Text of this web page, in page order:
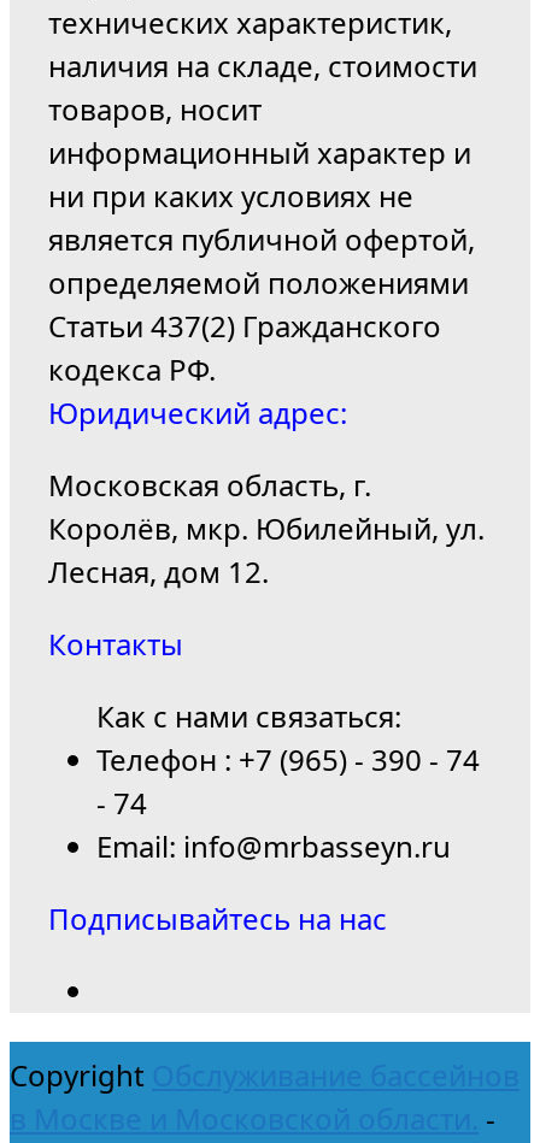
технических характеристик,
наличия на складе, стоимости
товаров, носит
информационный характер и
ни при каких условиях не
является публичной офертой,
определяемой положениями
Статьи 437(2) Гражданского
кодекса РФ.
Юридический адрес:
Московская область, г.
Королёв, мкр. Юбилейный, ул.
Лесная, дом 12.
Контакты
Как с нами связаться:
Телефон : +7 (965) - 390 - 74
- 74
Email: info@mrbasseyn.ru
Подписывайтесь на нас
Copyright Обслуживание бассейнов
в Москве и Московской области. -